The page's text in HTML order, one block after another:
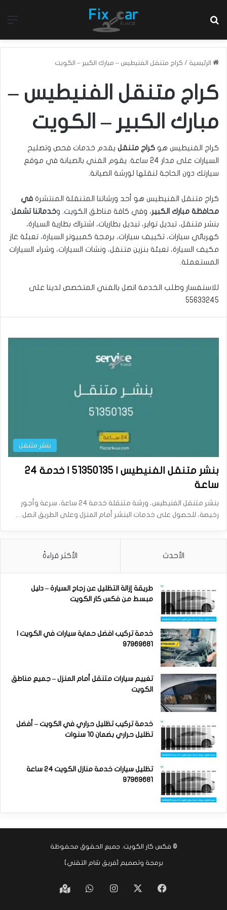
الرئيسية / كراج متنقل الفنيطيس – مبارك الكبير – الكويت
كراج متنقل الفنيطيس –
مبارك الكبير – الكويت
كراج الفنيطيس هو كراج متنقل يقدم خدمات فحص وتصليح
السيارات على مدار 24 ساعة. يقوم الفني بالصيانة في موقع
سيارتك دون الحاجة لنقلها لورشة الصيانة.
كراج متنقل الفنيطيس هو أحد ورشاتنا المتنقلة المنتشرة في
محافظة مبارك الكبير، وفي كافة مناطق الكويت. وخدماتنا تشمل:
بنشر متنقل، تبديل تواير، تبديل بطاريات، اشتراك بطارية السيارة،
كهربائي سيارات، تكييف سيارات، برمجة كمبيوتر السيارة، تعبئة غاز
مكيف السيارة، تعبئة بنزين متنقل، ونشات السيارات، وشراء السيارات
المستعملة.
للاستفسار وطلب الخدمة اتصل بالفني المتخصص لدينا على
55633245
بنشر متنقل
بنشر متنقل الفنيطيس | 51350135 | خدمة 24
ساعة
بنشر متنقل الفنيطيس، ورشة متنقلة خدمة 24 ساعة، سرعة وأجور
رخيصة، للحصول على خدمات البنشر أمام المنزل وعلى الطريق اتصل…
الأحدث الأكثر قراءةً
طريقة إزالة التظليل عن زجاج السيارة – دليل
مبسط من فكس كار الكويت
خدمة تركيب افضل حماية سيارات في الكويت |
97969681
تغييم سيارات متنقل أمام المنزل – جميع مناطق
الكويت
خدمة تركيب تظليل حراري في الكويت – أفضل
تظليل حراري بضمان 10 سنوات
تظليل سيارات خدمة منازل الكويت 24 ساعة
97969681
© فكس كار الكويت . جميع الحقوق محفوظة
برمجة وتصميم [فريق شام التقني]
فيسبوك انستقرامواتسابGoogle